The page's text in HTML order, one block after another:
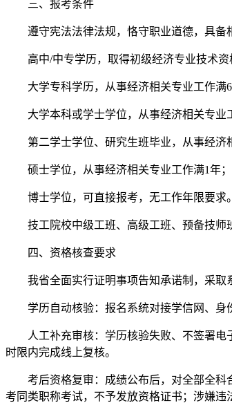
三、报考条件
遵守宪法法律法规，恪守职业道德，具备
高中/中专学历，取得初级经济专业技术资
大学专科学历，从事经济相关专业工作满6
大学本科或学士学位，从事经济相关专业
第二学士学位、研究生班毕业，从事经济
硕士学位，从事经济相关专业工作满1年；
博士学位，可直接报考，无工作年限要求。
技工院校中级工班、高级工班、预备技师
四、资格核查要求
我省全面实行证明事项告知承诺制，采取
学历自动核验：报名系统对接学信网、身
人工补充审核：学历核验失败、不签署
时限内完成线上复核。
考后资格复审：成绩公布后，对全部全
考同类职称考试，不予发放资格证书；涉嫌违